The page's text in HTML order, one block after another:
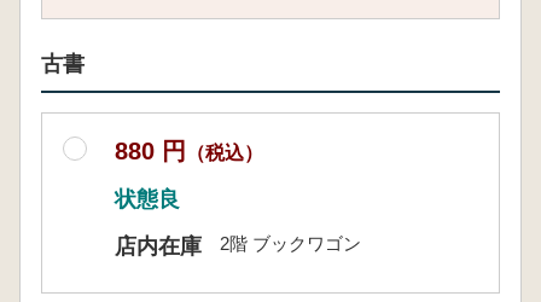
古書
880 円 （税込）
状態良
店内在庫
2階 ブックワゴン